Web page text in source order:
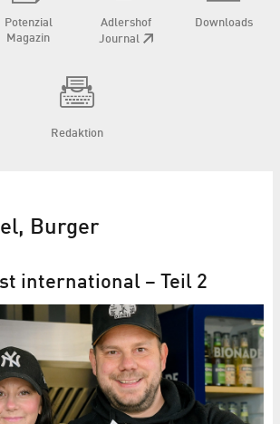
Potenzial
Magazin
Adlershof
Journal
Downloads
Redaktion
Burger
international – Teil 2